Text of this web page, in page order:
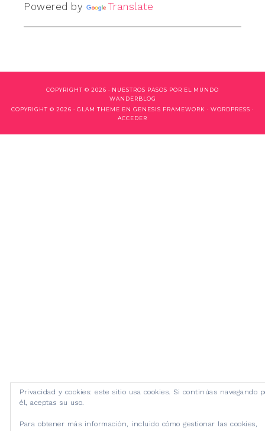
Powered by Translate
COPYRIGHT © 2026 · NUESTROS PASOS POR EL MUNDO
WANDERBLOG
COPYRIGHT © 2026 · GLAM THEME EN GENESIS FRAMEWORK · WORDPRESS ·
ACCEDER
Privacidad y cookies: este sitio usa cookies. Si continúas navegando
él, aceptas su uso.
Para obtener más información, incluido cómo gestionar las cookies,